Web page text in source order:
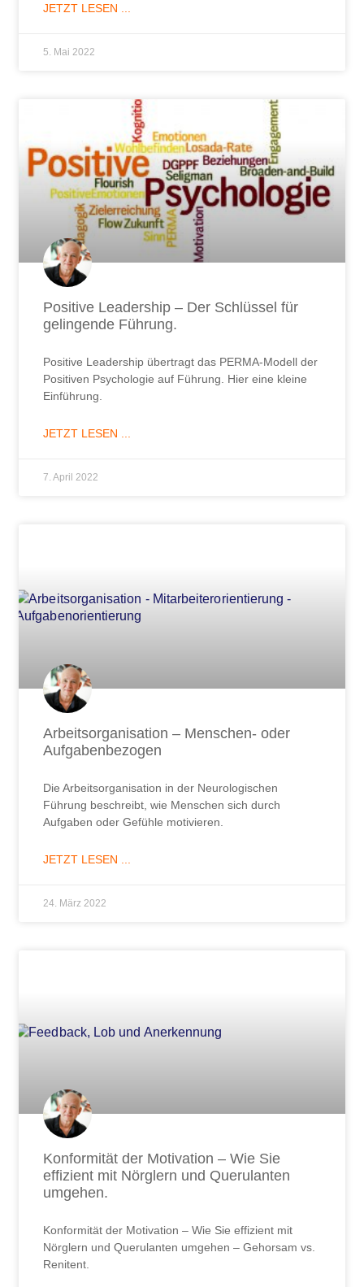
JETZT LESEN ...
5. Mai 2022
Positive Leadership – Der Schlüssel für
gelingende Führung.
Positive Leadership übertragt das PERMA-Modell der
Positiven Psychologie auf Führung. Hier eine kleine
Einführung.
JETZT LESEN ...
7. April 2022
Arbeitsorganisation – Menschen- oder
Aufgabenbezogen
Die Arbeitsorganisation in der Neurologischen
Führung beschreibt, wie Menschen sich durch
Aufgaben oder Gefühle motivieren.
JETZT LESEN ...
24. März 2022
Konformität der Motivation – Wie Sie
effizient mit Nörglern und Querulanten
umgehen.
Konformität der Motivation – Wie Sie effizient mit
Nörglern und Querulanten umgehen – Gehorsam vs.
Renitent.